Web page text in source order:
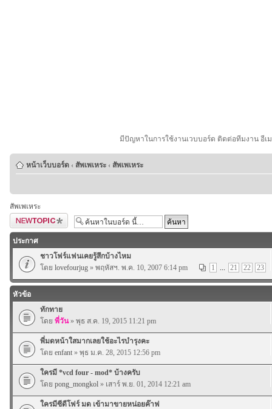
มีปัญหาในการใช้งานเวบบอร์ด ติดต่อทีมงาน อีเ
หน้าเว็บบอร์ด ‹ สัพเพเหระ ‹ สัพเพเหระ
สัพเพเหระ
ตั้งกระทู้ใหม่
ประกาศ
ชาวโฟร์แฟนเคยรู้สึกบ้างไหม
1
... 21 22 23
โดย lovefourjug » พฤหัสฯ. พ.ค. 10, 2007 6:14 pm
หัวข้อ
ทักทาย
โดย พี่วัน» พุธ ส.ค. 19, 2015 11:21 pm
พี่มดหน้าใสมากเลยใช้อะไรบำรุงคะ
โดย enfant » พุธ ม.ค. 28, 2015 12:56 pm
ใครมี *vcd four - mod* บ้างครับ
โดย pong_mongkol » เสาร์ พ.ย. 01, 2014 12:21 am
ใครมีซีดีโฟร์ มด เข้ามาขายหน่อยค๊าฟ